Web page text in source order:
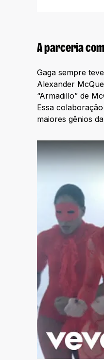
A parceria
Gaga sempre
Alexander
“Armadillo” de
Essa
maiores gênios